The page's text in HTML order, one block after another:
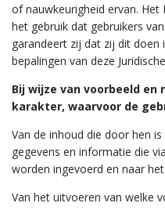
of nauwkeurigheid ervan.
het gebruik dat gebruikers
garandeert zij dat zij dit
bepalingen van deze
Bij wijze van voorbeeld
karakter, waarvoor de
Van de inhoud die door hen
gegevens en informatie die
worden ingevoerd en naar
Van het uitvoeren van welke